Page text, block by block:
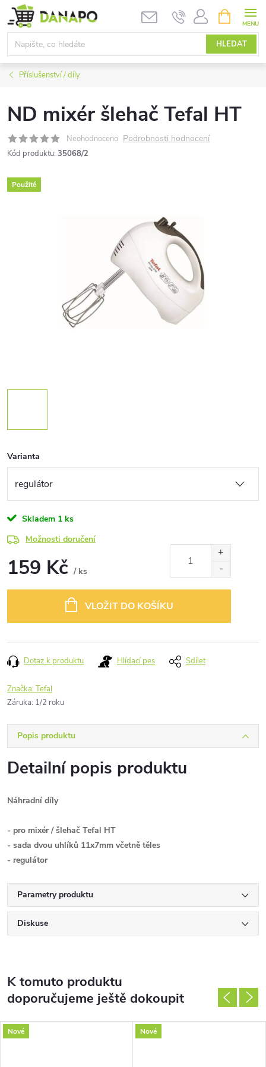
Přejít
na
obsah
HLEDAT
NÁKUPNÍ
KOŠÍK
Příslušenství / díly
ND mixér šlehač Tefal HT
Neohodnoceno Podrobnosti hodnocení
Kód produktu: 35068/2
Použité
Varianta
Skladem 1 ks
Možnosti doručení
159 Kč / ks
VLOŽIT DO KOŠÍKU
Dotaz k produktu Hlídací pes Sdílet
Značka:Tefal
Záruka: 1/2 roku
Popis produktu
Detailní popis produktu
Náhradní díly
- pro mixér / šlehač Tefal HT
- sada dvou uhlíků 11x7mm včetně těles
- regulátor
Parametry produktu
Diskuse
K tomuto produktu
doporučujeme ještě dokoupit
Nové Nové